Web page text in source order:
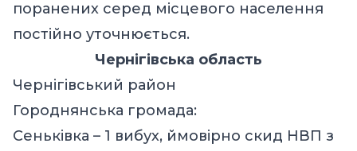
поранених серед місцевого населення
постійно уточнюється.
Чернігівська область
Чернігівський район
Городнянська громада:
Сеньківка – 1 вибух, ймовірно скид НВП з